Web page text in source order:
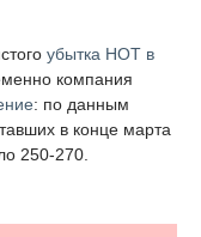
убытка НОТ в
компания
: по данным
в конце марта
250-270.